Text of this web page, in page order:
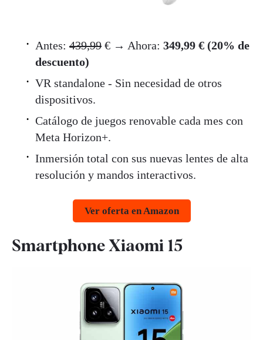
Antes: 439,99 € → Ahora: 349,99 € (20% de
descuento)
VR standalone - Sin necesidad de otros
dispositivos.
Catálogo de juegos renovable cada mes con
Meta Horizon+.
Inmersión total con sus nuevas lentes de alta
resolución y mandos interactivos.
Ver oferta en Amazon
Smartphone Xiaomi 15